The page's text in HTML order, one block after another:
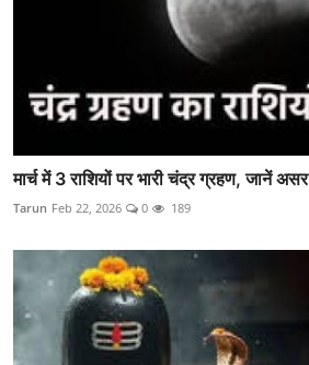
मार्च में 3 राशियों पर भारी चंद्र ग्रहण, जानें असर
Tarun Feb 22, 2026 0 189